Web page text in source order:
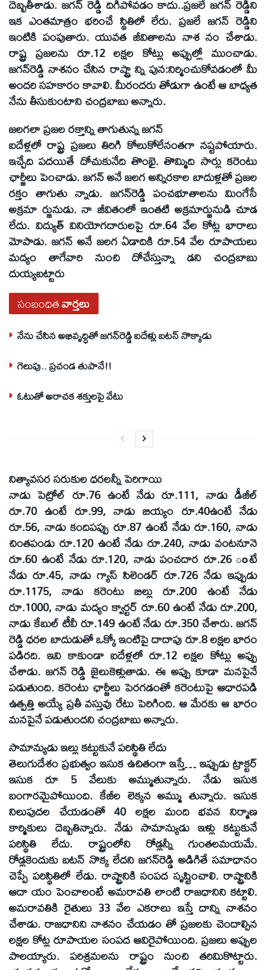
దెబ్బతీశాడు. జగన్‌ రెడ్డి దిగిపోవడం కాదు..ప్రజలే జగన్‌ రెడ్డిని
ఇక ఎంతమాత్రం భరించే స్థితిలో లేరు. ప్రజలే జగన్‌ రెడ్డిని
ఇంటికి పంపుతారు. యువత జీవితాలను నాశ నం చేశాడు.
రాష్ట్ర ప్రజలను రూ.12 లక్షల కోట్లు అప్పుల్లో ముంచాడు.
జగన్‌రెడ్డి నాశనం చేసిన రాష్ట్రా న్ని పున:నిర్మించుకోవడంలో మీ
అందరి సహకారం కావాలి. మీరందరు తోడుగా ఉంటే ఆ బాధ్యత
నేను తీసుకుంటాని చంద్రబాబు అన్నారు.
జలగలా ప్రజల రక్తాన్ని తాగుతున్న జగన్‌
ఐదేళ్లలో రాష్ట్ర ప్రజలు తిరిగి కోలుకోలేనంతగా నష్టపోయారు.
ఇచ్చేది పదయితే దోచుకునేది తొంభై. తొమ్మిది సార్లు కరెంటు
ఛార్జీలు పెంచాడు. జగన్‌ అనే జలగ అన్నిరకాల బాదుళ్లతో ప్రజల
రక్తం తాగుతు న్నాడు. జగన్‌రెడ్డి పంచభూతాలను మింగేసే
అక్రమా ర్జునుడు. నా జీవితంలో ఇంతటి అక్రమార్జునుడి చూడ
లేదు. విద్యుత్‌ వినియోగదారులపై రూ.64 వేల కోట్ల భారాలు
మోపాడు. జగన్‌ అనే జలగ ఏడాదికి రూ.54 వేల రూపాయలు
మద్యం తాగేవారి నుంచి దోచేస్తున్నా డని చంద్రబాబు
దుయ్యబట్టారు
సంబంధితవార్తలు
నేను చేసిన అభివృద్ధితో జగన్‌రెడ్డి ఐదేళ్లు బటన్‌ నొక్కాడు
గెలుపు.. ప్రచండ తుపానే!!
ఓటుతో అరాచక శక్తులపై వేటు
నిత్యావసర సరుకుల ధరలన్నీ పెరిగాయి
నాడు పెట్రోల్‌ రూ.76 ఉంటే నేడు రూ.111, నాడు డీజీల్‌
రూ.70 ఉంటే రూ.99, నాడు బియ్యం రూ.40ఉంటే నేడు
రూ.56, నాడు కందిపప్పు రూ.87 ఉంటే నేడు రూ.160, నాడు
చింతపండు రూ.120 ఉంటే నేడు రూ.240, నాడు వంటనూనె
రూ.60 ఉంటే నేడు రూ.120, నాడు పంచదార రూ.26 ంటే
నేడు రూ.45, నాడు గ్యాస్‌ సిలెండర్‌ రూ.726 నేడు ఇప్పుడు
రూ.1175, నాడు కరెంటు బిల్లు రూ.200 ఉంటే నేడు
రూ.1000, నాడు మద్యం క్వార్టర్‌ రూ.60 ఉంటే నేడు రూ.200,
నాడు కేబుల్‌ టీవీ రూ.149 ఉంటే నేడు రూ.350 చేశారు. జగన్‌
రెడ్డి ధరల బాదుడుతో ఒక్కో ఇంటిపై దాదాపు రూ.8 లక్షల భారం
పడిరది. ఇవి కాకుండా ఐదేళ్లలో రూ.12 లక్షల కోట్లు అప్పు
చేశాడు. జగన్‌ రెడ్డి జైలుకెళ్లుతాడు. ఈ అప్పు కూడా మనపైనే
పడుతుంది. కరెంటు ఛార్జీలు పెరగడంతో కరెంటుపై ఆధారపడి
ఉత్పత్తి అయ్యే ప్రతీ వస్తువు రేటు పెరిగింది. ఆ మేరకు ఆ భారం
మనపైనే పడుతుందని చంద్రబాబు అన్నారు.
సామాన్యుడు ఇల్లు కట్టుకునే పరిస్థితి లేదు
తెలుగుదేశం ప్రభుత్వం ఇసుక ఉచితంగా ఇస్తే… ఇప్పుడు ట్రాక్టర్‌
ఇసుక రూ 5 వేలుకు అమ్ముతున్నారు. నేడు ఇసుక
బంగారమైపోయింది. కేజీల లెక్కన అమ్ము తున్నారు. ఇసుక
నిలుపుదల చేయడంతో 40 లక్షల మంది భవన నిర్మాణ
కార్మికులు దెబ్బతిన్నారు. నేడు సామాన్యుడు ఇళ్లు కట్టుకునే
పరిస్థితి లేదు. రాష్ట్రంలోని రోడ్లన్నీ గుంతలమయమే.
రోడ్లకెందుకు బటన్‌ నొక్క లేదని జగన్‌రెడ్డి అడిగితే సమాధానం
చెప్పే పరిస్థితిలో లేడు. రాష్ట్రానికి సంపద సృష్టించాలి. రాష్ట్రానికి
ఆదా యం పెంచాలంటే అమరావతి లాంటి రాజధానిని కట్టాలి.
అమరావతికి రైతులు 33 వేల ఎకరాలు ఇస్తే దాన్ని నాశనం
చేశాడు. రాజధానిని నాశనం చేయడం తో ప్రజలకు చెందాల్సిన
లక్షల కోట్ల రూపాయల సంపద ఆవిరైపోయింది. ప్రజలు అప్పుల
పాలయ్యారు. పరిశ్రమలను రాష్ట్రం నుంచి తరిమికొట్టారు.